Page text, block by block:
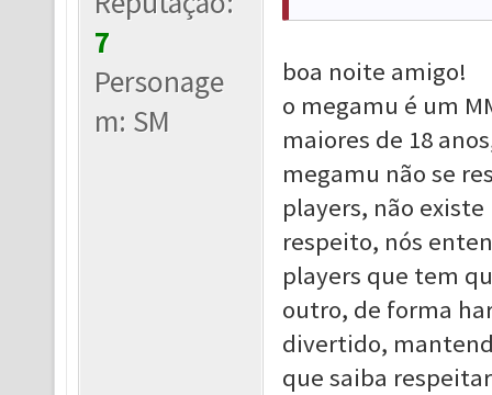
7
Personage
m: SM
boa noite amigo!
o megamu é um
maiores de 18
megamu não se
players, não
respeito, nós
players que tem
outro, de forma
divertido,
que saiba